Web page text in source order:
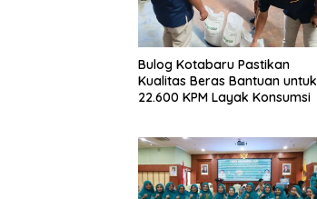
Bulog Kotabaru Pastikan
Kualitas Beras Bantuan untuk
22.600 KPM Layak Konsumsi